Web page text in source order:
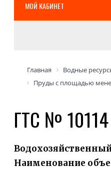
МОЙ КАБИНЕТ
Главная
Водные
Пруды с площадью
ГТС № 10114
Наименование